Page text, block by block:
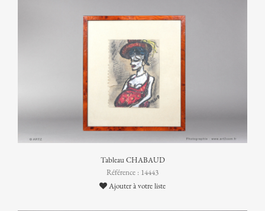
Tableau CHABAUD
Référence : 14443
Ajouter à votre liste